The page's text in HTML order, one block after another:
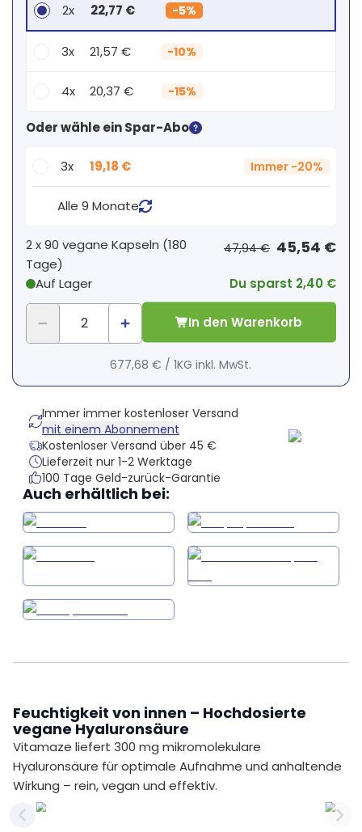
2x 22,77 € -5%
3x 21,57 € -10%
4x 20,37 € -15%
Dein persönlicher Rabatt
0,00 €
Oder wähle ein Spar-Abo
3x 19,18 € Immer -20%
Alle 9 Monate
2 x90 vegane Kapseln (180
Tage)
Auf Lager
47,94 € 45,54 €
Du sparst 2,40 €
In den Warenkorb
677,68 € /1KG inkl. MwSt.
Immer immer kostenloser Versand
mit einem Abonnement
Kostenloser Versand über 45 €
Lieferzeit nur 1-2 Werktage
100 Tage Geld-zurück-Garantie
Auch erhältlich bei:
Feuchtigkeit von innen – Hochdosierte
vegane Hyaluronsäure
Vitamaze liefert 300 mg mikromolekulare
Hyaluronsäure für optimale Aufnahme und anhaltende
Wirkung – rein, vegan und effektiv.
Previous slide